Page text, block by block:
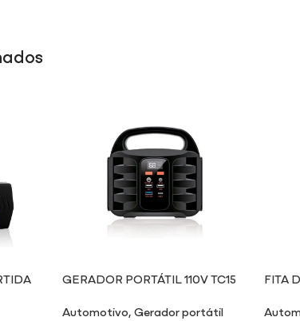
GERADOR PORTÁTIL 110V TC15
Automotivo,Gerador portátil
FITA